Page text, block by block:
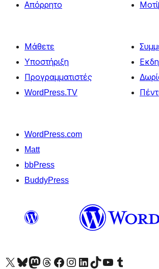
Απόρρητο
Μάθετε
Υποστήριξη
Προγραμματιστές
WordPress.TV
WordPress.com
Matt
bbPress
BuddyPress
Visit our X (formerly Twitter) account
Visit our Bluesky account
Επισκεφθείτε τον λογαριασμό μας στο Mastodon
Visit our Threads account
Επισκεφτείτε τη σελίδα μας στο Facebook
Επισκεφθείτε τον λογαριασμό μας Instagram
Επισκεφθείτε τον λογαριασμό μας LinkedIn
Visit our TikTok account
Visit our YouTube channel
Visit our Tumblr account